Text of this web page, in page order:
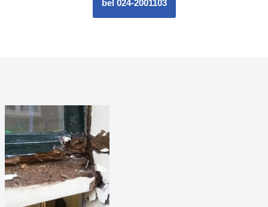
bel 024-2001103